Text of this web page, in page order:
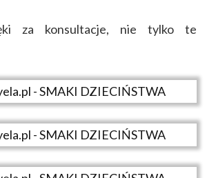
za konsultacje, nie tylko te